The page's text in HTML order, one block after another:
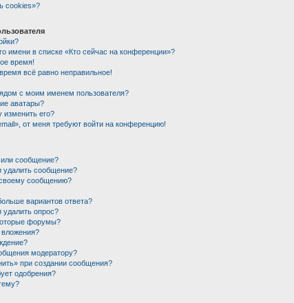
cookies»?
имени в списке «Кто сейчас на конференции»?
время!
всё равно неправильное!
с моим именем пользователя?
аватары?
изменить его?
от меня требуют войти на конференцию!
сообщение?
удалить сообщение?
сообщению?
вариантов ответа?
удалить опрос?
форумы?
модератору?
при создании сообщения?
одобрения?